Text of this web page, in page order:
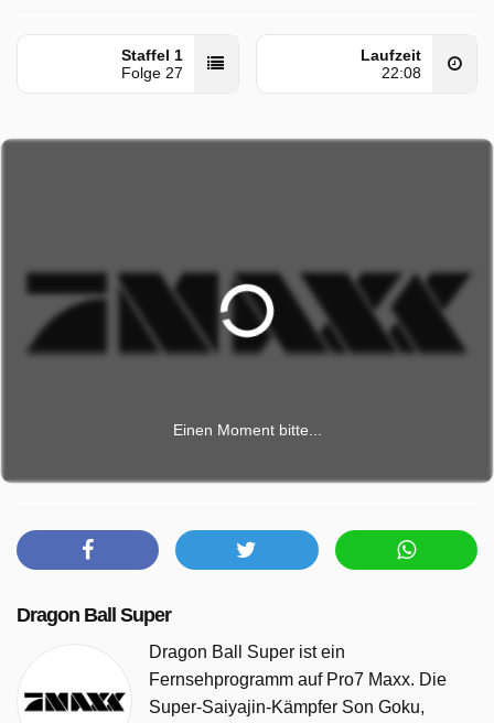
Staffel 1
Folge 27
Laufzeit
22:08
Einen Moment bitte...
Dragon Ball Super
Dragon Ball Super ist ein
Fernsehprogramm auf Pro7 Maxx. Die
Super-Saiyajin-Kämpfer Son Goku,